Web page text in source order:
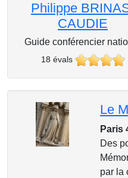
Philippe
CAUDIE
Guide conférencier
18 évals
Paris
Des
par la